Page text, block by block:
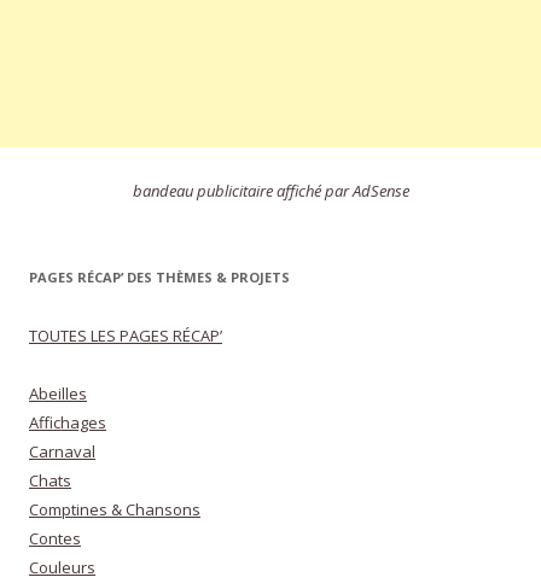
bandeau publicitaire affiché par AdSense
PAGES RÉCAP’ DES THÈMES & PROJETS
TOUTES LES PAGES RÉCAP’
Abeilles
Affichages
Carnaval
Chats
Comptines & Chansons
Contes
Couleurs